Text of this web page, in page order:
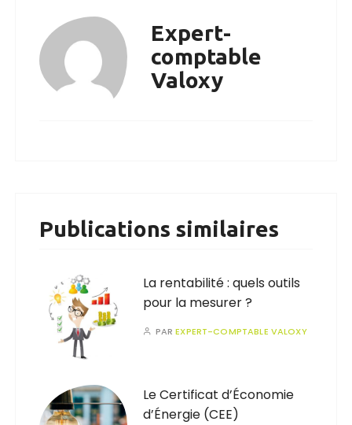
Expert-
comptable
Valoxy
Publications similaires
La rentabilité : quels outils
pour la mesurer ?
PAREXPERT-COMPTABLE VALOXY
Le Certificat d’Économie
d’Énergie (CEE)